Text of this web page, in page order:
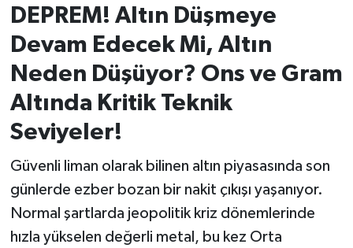
DEPREM! Altın Düşmeye
Devam Edecek Mi, Altın
Neden Düşüyor? Ons ve Gram
Altında Kritik Teknik
Seviyeler!
Güvenli liman olarak bilinen altın piyasasında son
günlerde ezber bozan bir nakit çıkışı yaşanıyor.
Normal şartlarda jeopolitik kriz dönemlerinde
hızla yükselen değerli metal, bu kez Orta
İvrindi
KENT GÜNDEMİ
Kepsut
KÜLTÜR-SANAT
MANŞET